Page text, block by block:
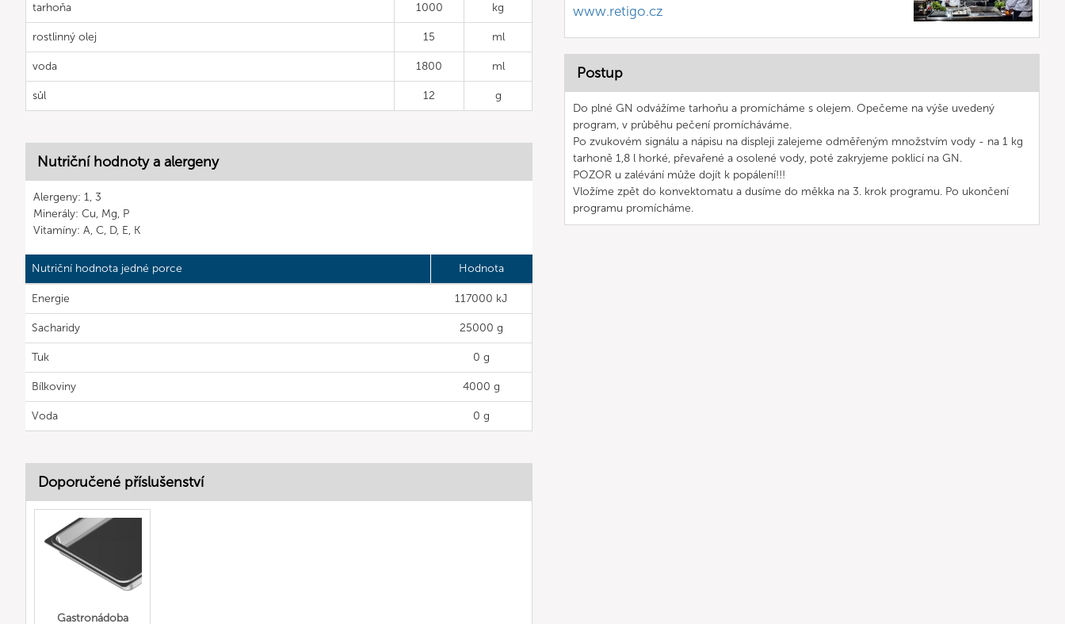
tarhoňa 1000 kg
rostlinný olej 15 ml
voda 1800 ml
sůl 12 g
Nutriční hodnoty a alergeny
Alergeny: 1, 3
Minerály: Cu, Mg, P
Vitamíny: A, C, D, E, K
Nutriční hodnota jedné porce Hodnota
Energie 117000 kJ
Sacharidy 25000 g
Tuk 0 g
Bílkoviny 4000 g
Voda 0 g
www.retigo.cz
Postup
Do plné GN odvážíme tarhoňu a promícháme s olejem. Opečeme na výše uvedený
program, v průběhu pečení promícháváme.
Po zvukovém signálu a nápisu na displeji zalejeme odměřeným množstvím vody - na 1 kg
tarhoně 1,8 l horké, převařené a osolené vody, poté zakryjeme poklicí na GN.
POZOR u zalévání může dojít k popálení!!!
Vložíme zpět do konvektomatu a dusíme do měkka na 3. krok programu. Po ukončení
programu promícháme.
Doporučené příslušenství
Gastronádoba